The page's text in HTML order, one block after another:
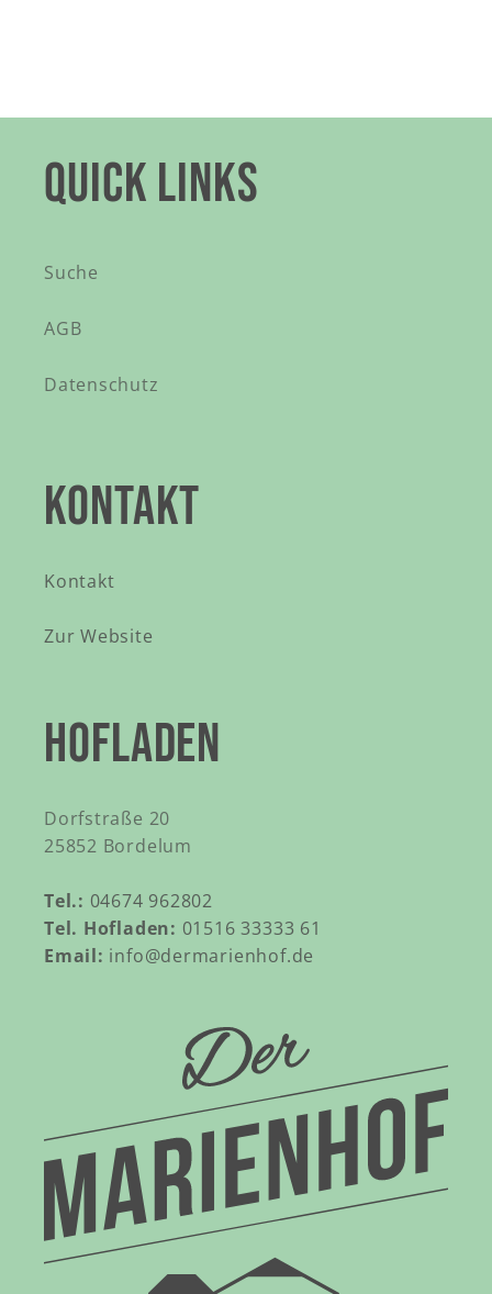
QUICK LINKS
Suche
AGB
Datenschutz
KONTAKT
Kontakt
Zur Website
HOFLADEN
Dorfstraße 20
25852 Bordelum
Tel.: 04674 962802
Tel. Hofladen: 01516 33333 61
Email: info@dermarienhof.de